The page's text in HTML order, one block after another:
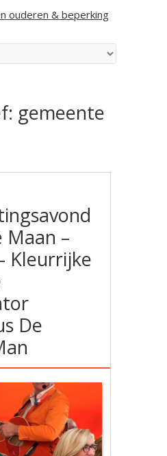
gemeente
Maan –
Kleurrijke
De